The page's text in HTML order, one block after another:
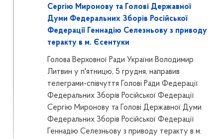
Сергію Миронову та Голові Державної
Думи Федеральних Зборів Російської
Федерації Геннадію Селезньову з приводу
теракту в м. Єсентуки
Голова Верховної Ради України Володимир
Литвин у п'ятницю, 5 грудня, направив
телеграми-співчуття Голові Ради Федерації
Федеральних Зборів Російської Федерації
Сергію Миронову та Голові Державної Думи
Федеральних Зборів Російської Федерації
Геннадію Селезньову з приводу теракту в м.